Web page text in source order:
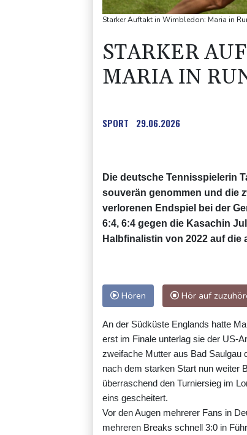
Starker Auftakt in Wimbledon: Maria in
STARKER
MARIA IN
SPORT 29.06.2026
Die deutsche Tennisspielerin
souverän genommen und die
verlorenen Endspiel bei der
6:4, 6:4 gegen die Kasachin
Halbfinalistin von 2022 auf die
Hören Hör auf
An der Südküste Englands hatte
erst im Finale unterlag sie der US-
zweifache Mutter aus Bad Saulgau
nach dem starken Start nun weiter
überraschend den Turniersieg im
eins gescheitert.
Vor den Augen mehrerer Fans in
mehreren Breaks schnell 3:0 in